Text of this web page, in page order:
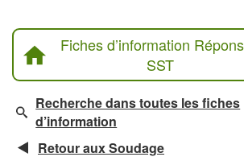
Fiches d’information
SST
Recherche dans toutes les fiches
d’information
Retour aux Soudage